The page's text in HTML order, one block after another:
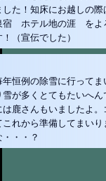
した！知床にお越しの
宿 ホテル地の涯 をよ
！（宣伝でした）
年恒例の除雪に行って
雪が多くとてもたいへ
は鹿さんもいましたよ
これから準備してまい
・・・？